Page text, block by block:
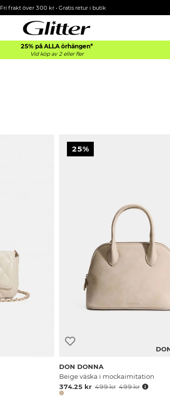
Fri frakt över 300 kr• Gratis retur i butik
25% på ALLA örhängen*
Vid köp av 2 eller fler
25%
DON DONNA
Beige väska i mockaimitation
374.25 kr 499 kr 499 kr